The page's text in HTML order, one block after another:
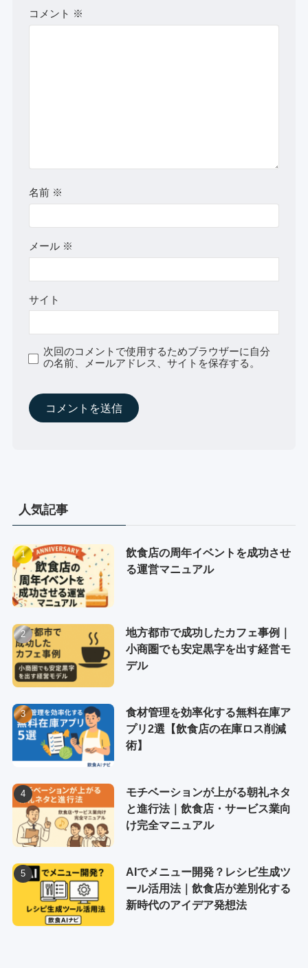
コメント ※
名前 ※
メール ※
サイト
次回のコメントで使用するためブラウザーに自分
の名前、メールアドレス、サイトを保存する。
人気記事
飲食店の周年イベントを成功させ
る運営マニュアル
地方都市で成功したカフェ事例｜
小商圏でも安定黒字を出す経営モ
デル
食材管理を効率化する無料在庫ア
プリ2選【飲食店の在庫ロス削減
術】
モチベーションが上がる朝礼ネタ
と進行法｜飲食店・サービス業向
け完全マニュアル
AIでメニュー開発？レシピ生成ツ
ール活用法｜飲食店が差別化する
新時代のアイデア発想法